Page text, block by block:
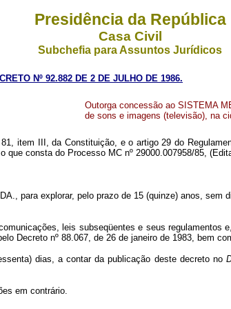
Presidência da República
Casa Civil
Subchefia para Assuntos Jurídicos
Nº 92.882 DE 2 DE JULHO DE 1986.
Outorga concessão ao SISTEMA
de sons e imagens (televisão), na
item III, da Constituição, e o artigo 29 do
consta do Processo MC nº 29000.007958/85,
para explorar, pelo prazo de 15 (quinze) anos,
leis subseqüentes e seus
Decreto nº 88.067, de 26 de janeiro de 1983, bem
dias, a contar da publicação deste decreto no
em contrário.